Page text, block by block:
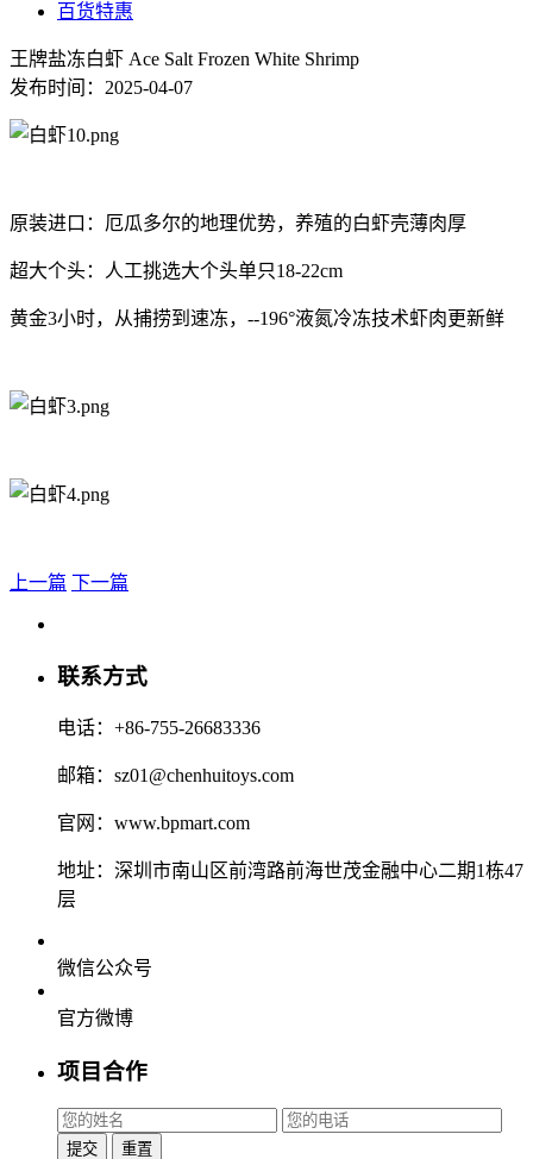
百货特惠
王牌盐冻白虾 Ace Salt Frozen White Shrimp
发布时间：2025-04-07
原装进口：厄瓜多尔的地理优势，养殖的白虾壳薄肉厚
超大个头：人工挑选大个头单只18-22cm
黄金3小时，从捕捞到速冻，--196°液氮冷冻技术虾肉更新鲜
上一篇 下一篇
联系方式
电话：+86-755-26683336
邮箱：sz01@chenhuitoys.com
官网：www.bpmart.com
地址：深圳市南山区前湾路前海世茂金融中心二期1栋47
层
微信公众号
官方微博
项目合作
提交 重置